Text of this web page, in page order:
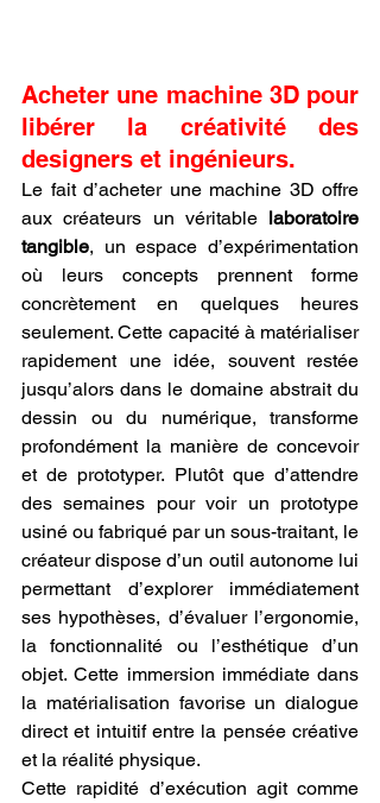
Acheter une machine 3D pour
libérer la créativité des
designers et ingénieurs.
Le fait d’acheter une machine 3D offre
aux créateurs un véritable laboratoire
tangible, un espace d’expérimentation
où leurs concepts prennent forme
concrètement en quelques heures
seulement. Cette capacité à matérialiser
rapidement une idée, souvent restée
jusqu’alors dans le domaine abstrait du
dessin ou du numérique, transforme
profondément la manière de concevoir
et de prototyper. Plutôt que d’attendre
des semaines pour voir un prototype
usiné ou fabriqué par un sous-traitant, le
créateur dispose d’un outil autonome lui
permettant d’explorer immédiatement
ses hypothèses, d’évaluer l’ergonomie,
la fonctionnalité ou l’esthétique d’un
objet. Cette immersion immédiate dans
la matérialisation favorise un dialogue
direct et intuitif entre la pensée créative
et la réalité physique.
Cette rapidité d’exécution agit comme